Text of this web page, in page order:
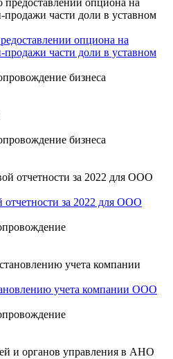
опциона на
продажи части доли в уставном
бизнеса
бизнеса
отчетности за 2022 для ООО
учета компании ООО